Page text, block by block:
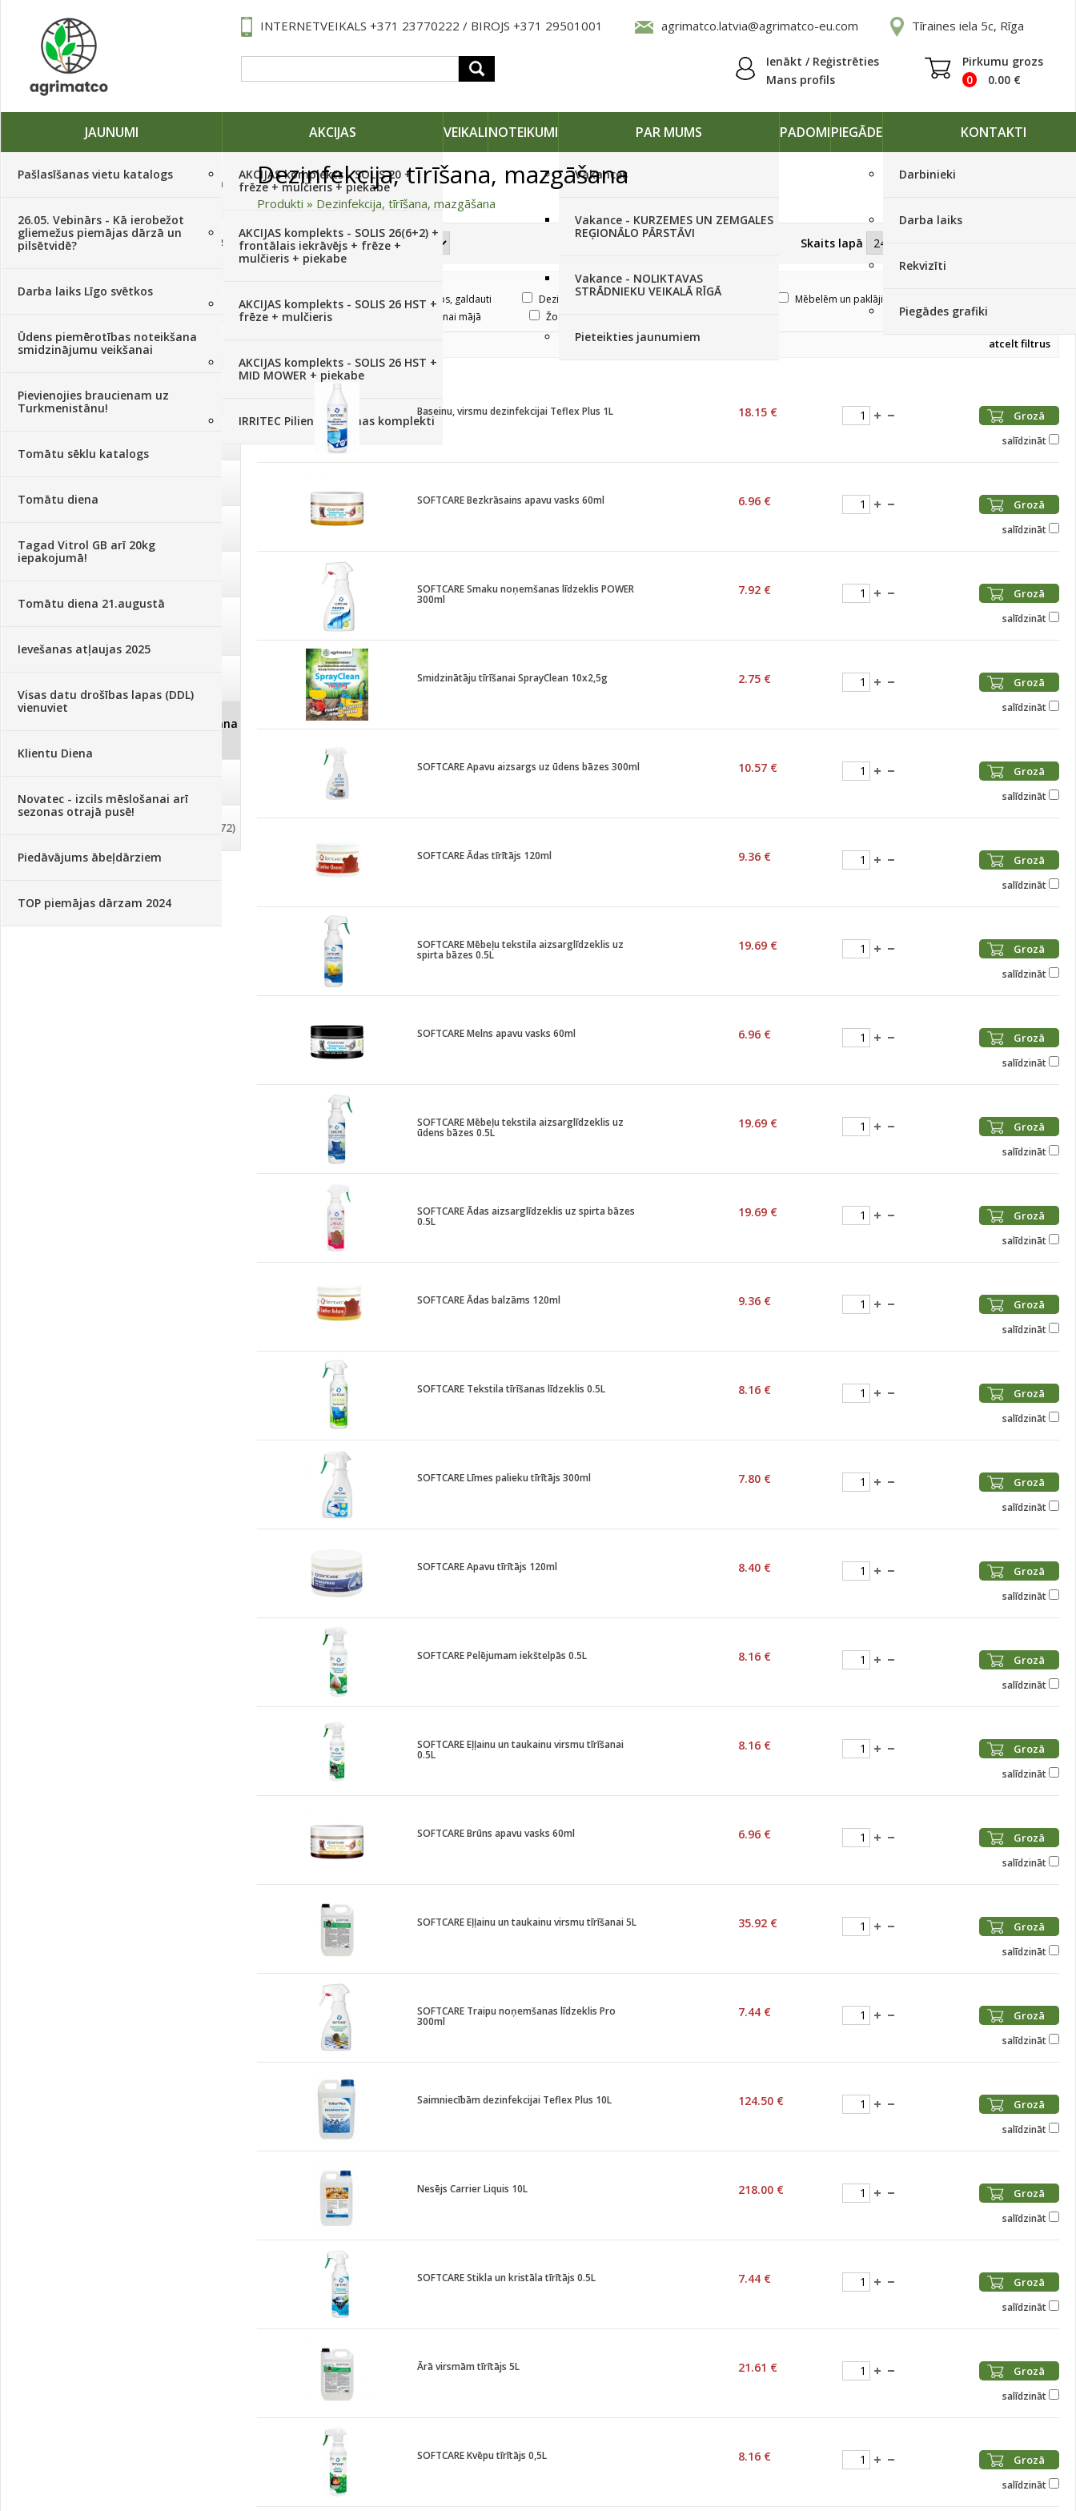
INTERNETVEIKALS +371 23770222 / BIROJS +371 29501001 agrimatco.latvia@agrimatco-eu.com Tīraines iela 5c, Rīga
Ienākt / Reģistrēties
Mans profils
Pirkumu grozs
0
0.00 €
JAUNUMI
Pašlasīšanas vietu katalogs
26.05. Vebinārs - Kā ierobežot
gliemežus piemājas dārzā un
pilsētvidē?
Darba laiks Līgo svētkos
Ūdens piemērotības noteikšana
smidzinājumu veikšanai
Pievienojies braucienam uz
Turkmenistānu!
Tomātu sēklu katalogs
Tomātu diena
Tagad Vitrol GB arī 20kg
iepakojumā!
Tomātu diena 21.augustā
Ievešanas atļaujas 2025
Visas datu drošības lapas (DDL)
vienuviet
Klientu Diena
Novatec - izcils mēslošanai arī
sezonas otrajā pusē!
Piedāvājums ābeļdārziem
TOP piemājas dārzam 2024
AKCIJAS
AKCIJAS komplekts - SOLIS 20 +
frēze + mulčieris + piekabe
AKCIJAS komplekts - SOLIS 26(6+2) +
frontālais iekrāvējs + frēze +
mulčieris + piekabe
AKCIJAS komplekts - SOLIS 26 HST +
frēze + mulčieris
AKCIJAS komplekts - SOLIS 26 HST +
MID MOWER + piekabe
IRRITEC Pilienlaistīšanas komplekti
VEIKALINOTEIKUMI PAR MUMS
Vakances
Vakance - KURZEMES UN ZEMGALES
REĢIONĀLO PĀRSTĀVI
Vakance - NOLIKTAVAS
STRĀDNIEKU VEIKALĀ RĪGĀ
Pieteikties jaunumiem
PADOMIPIEGĀDE KONTAKTI
Darbinieki
Darba laiks
Rekvizīti
Piegādes grafiki
Traktori, tehnika, rezerves daļas,
Sēklas, sīpoli, ķiploki, sīpolpuķes,
kartupeļi
Augu aizsardzība(366)
Mēslojumi(495)
Augsne, kūdra, mulča
Dezinfekcija, tīrīšana, mazgāšana
(72)
Dezinfekcija, tīrīšana, mazgāšana
Produkti » Dezinfekcija, tīrīšana, mazgāšana
Kārtot pēc Skaits lapā
Apaviem
Apģērbs, galdauti Dezinfekcija Mājdzīvniekiem Mēbelēm un paklājiem
Tehnikai, laivām, mašīnām
Tīrīšanai mājā Žogiem, dārza mēbelēm
atcelt filtrus
Baseinu, virsmu dezinfekcijai Teflex Plus 1L 18.15 € Grozā
salīdzināt
SOFTCARE Bezkrāsains apavu vasks 60ml 6.96 € Grozā
salīdzināt
SOFTCARE Smaku noņemšanas līdzeklis POWER
300ml
7.92 € Grozā
salīdzināt
Smidzinātāju tīrīšanai SprayClean 10x2,5g 2.75 € Grozā
salīdzināt
SOFTCARE Apavu aizsargs uz ūdens bāzes 300ml 10.57 € Grozā
salīdzināt
SOFTCARE Ādas tīrītājs 120ml 9.36 € Grozā
salīdzināt
SOFTCARE Mēbeļu tekstila aizsarglīdzeklis uz
spirta bāzes 0.5L
19.69 € Grozā
salīdzināt
SOFTCARE Melns apavu vasks 60ml 6.96 € Grozā
salīdzināt
SOFTCARE Mēbeļu tekstila aizsarglīdzeklis uz
ūdens bāzes 0.5L
19.69 € Grozā
salīdzināt
SOFTCARE Ādas aizsarglīdzeklis uz spirta bāzes
0.5L
19.69 € Grozā
salīdzināt
SOFTCARE Ādas balzāms 120ml 9.36 € Grozā
salīdzināt
SOFTCARE Tekstila tīrīšanas līdzeklis 0.5L 8.16 € Grozā
salīdzināt
SOFTCARE Līmes palieku tīrītājs 300ml 7.80 € Grozā
salīdzināt
SOFTCARE Apavu tīrītājs 120ml 8.40 € Grozā
salīdzināt
SOFTCARE Pelējumam iekštelpās 0.5L 8.16 € Grozā
salīdzināt
SOFTCARE Eļļainu un taukainu virsmu tīrīšanai
0.5L
8.16 € Grozā
salīdzināt
SOFTCARE Brūns apavu vasks 60ml 6.96 € Grozā
salīdzināt
SOFTCARE Eļļainu un taukainu virsmu tīrīšanai 5L 35.92 € Grozā
salīdzināt
SOFTCARE Traipu noņemšanas līdzeklis Pro
300ml
7.44 € Grozā
salīdzināt
Saimniecībām dezinfekcijai Teflex Plus 10L 124.50 € Grozā
salīdzināt
Nesējs Carrier Liquis 10L 218.00 € Grozā
salīdzināt
SOFTCARE Stikla un kristāla tīrītājs 0.5L 7.44 € Grozā
salīdzināt
Ārā virsmām tīrītājs 5L 21.61 € Grozā
salīdzināt
SOFTCARE Kvēpu tīrītājs 0,5L 8.16 € Grozā
salīdzināt